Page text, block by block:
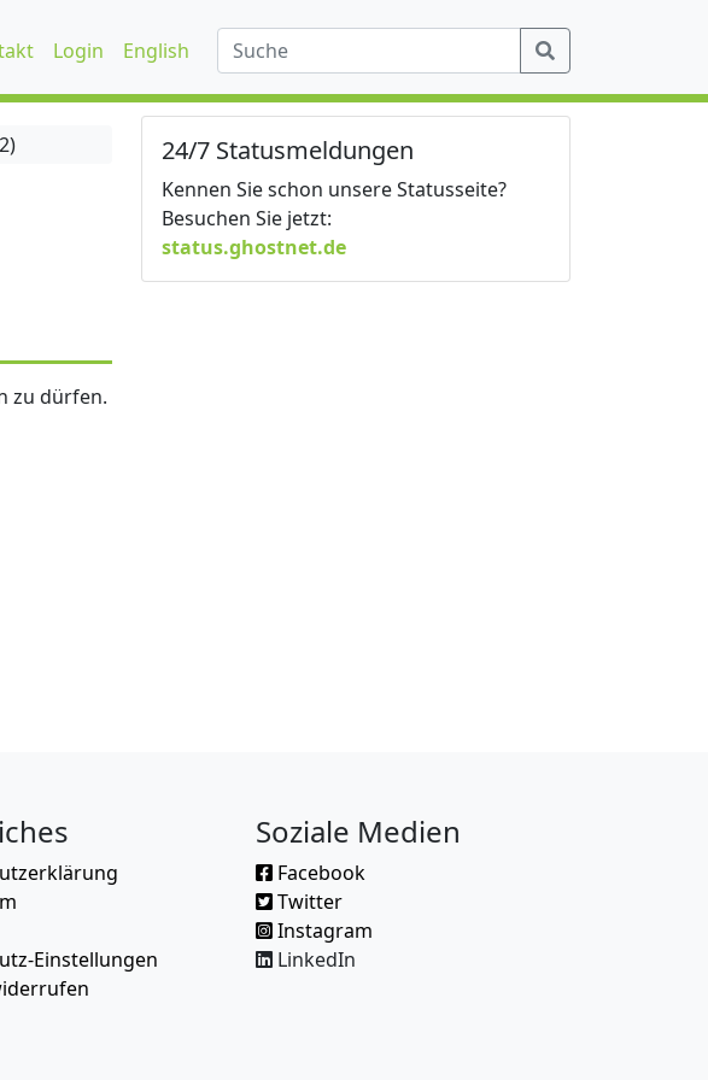
Login English
zu dürfen.
24/7 Statusmeldungen
Kennen Sie schon unsere Statusseite?
Besuchen Sie jetzt:
status.ghostnet.de
Einstellungen
Soziale Medien
Facebook
Twitter
Instagram
LinkedIn